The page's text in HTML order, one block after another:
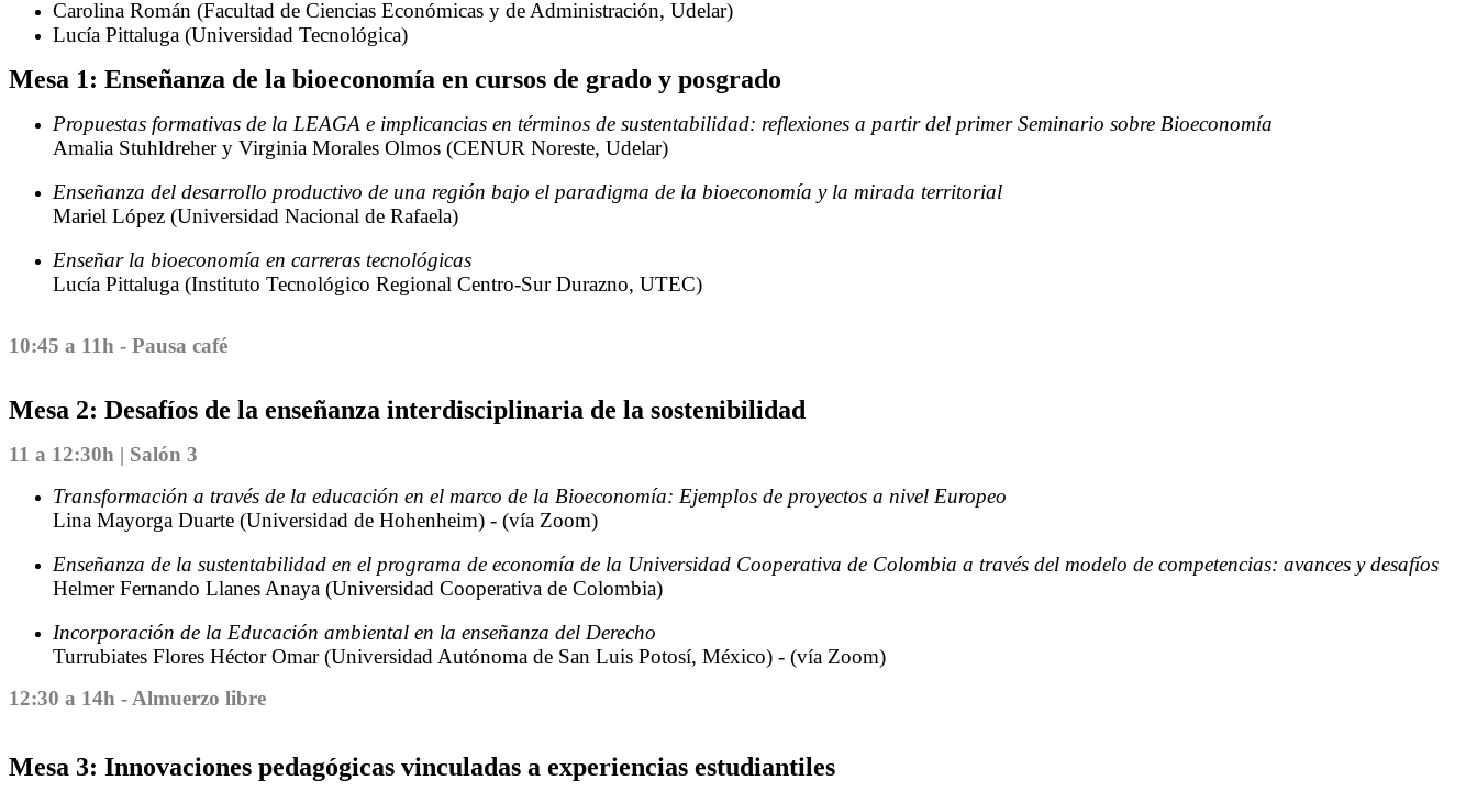
Carolina Román (Facultad de Ciencias Económicas y de Administración, Udelar)
Lucía Pittaluga (Universidad Tecnológica)
Mesa 1: Enseñanza de la bioeconomía en cursos de grado y posgrado
Propuestas formativas de la LEAGA e implicancias en términos de sustentabilidad: reflexiones a partir del primer Seminario sobre Bioeconomía
Amalia Stuhldreher y Virginia Morales Olmos (CENUR Noreste, Udelar)
Enseñanza del desarrollo productivo de una región bajo el paradigma de la bioeconomía y la mirada territorial
Mariel López (Universidad Nacional de Rafaela)
Enseñar la bioeconomía en carreras tecnológicas
Lucía Pittaluga (Instituto Tecnológico Regional Centro-Sur Durazno, UTEC)
10:45 a 11h - Pausa café
Mesa 2: Desafíos de la enseñanza interdisciplinaria de la sostenibilidad
11 a 12:30h | Salón 3
Transformación a través de la educación en el marco de la Bioeconomía: Ejemplos de proyectos a nivel Europeo
Lina Mayorga Duarte (Universidad de Hohenheim) - (vía Zoom)
Enseñanza de la sustentabilidad en el programa de economía de la Universidad Cooperativa de Colombia a través del modelo de competencias: avances y desafíos
Helmer Fernando Llanes Anaya (Universidad Cooperativa de Colombia)
Incorporación de la Educación ambiental en la enseñanza del Derecho
Turrubiates Flores Héctor Omar (Universidad Autónoma de San Luis Potosí, México) - (vía Zoom)
12:30 a 14h - Almuerzo libre
Mesa 3: Innovaciones pedagógicas vinculadas a experiencias estudiantiles